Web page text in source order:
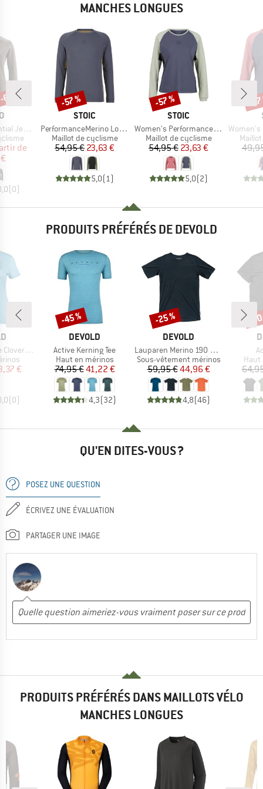
MANCHES LONGUES
Therm
réduit
de
(0)
%
MARQUE
STOIC
Article
PerformanceMerino LofsdalenSt. MTB L/S
Product group
Maillot de cyclisme
Prix
54,95 €Prix réduit
23,63 €
5,0(1 )
Remise
-57 %
MARQUE
STOIC
Article
Women's PerformanceMerino LofsdalenSt. MTB L/S
Product group
Maillot de cyclisme
Prix
54,95 €Prix réduit
23,63 €
5,0(2)
Remise
-57 %
Article
Women's
-
PRODUITS PRÉFÉRÉS DE DEVOLD
Tee
réduit
€
(0)
MARQUE
DEVOLD
Article
Active Kerning Tee
Product group
Haut en mérinos
Prix
74,95 €Prix réduit
41,22 €
4,3(32)
Remise
-45 %
MARQUE
DEVOLD
Article
Lauparen Merino 190 Base Tee
Product group
Sous-vêtement mérinos
Prix
59,95 €Prix réduit
44,96 €
4,8(46)
Remise
-25 %
Haut
-
QU'EN DITES-VOUS ?
POSEZ UNE QUESTION
ÉCRIVEZ UNE ÉVALUATION
PARTAGER UNE IMAGE
PRODUITS PRÉFÉRÉS DANS MAILLOTS VÉLO
MANCHES LONGUES